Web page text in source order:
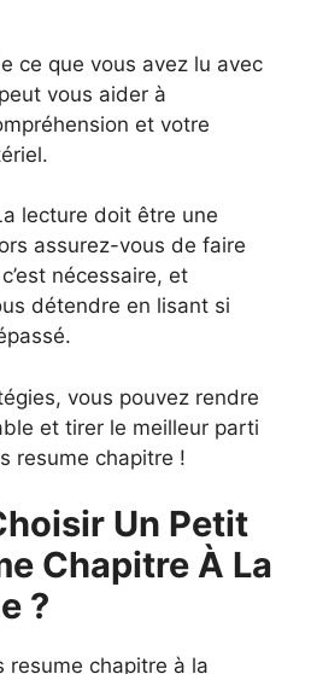
ce que vous avez lu avec
vous aider à
et votre
lecture doit être une
assurez-vous de faire
nécessaire, et
détendre en lisant si
vous pouvez rendre
et tirer le meilleur parti
resume chapitre !
Un Petit
Chapitre À La
?
resume chapitre à la